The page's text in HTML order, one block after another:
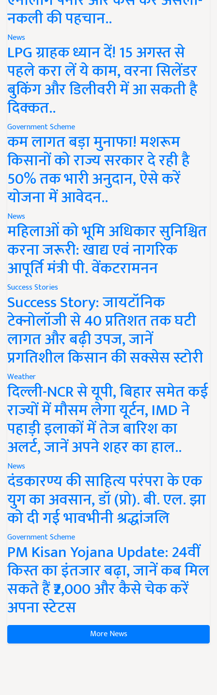
नकली की पहचान..
News
LPG ग्राहक ध्यान दें! 15 अगस्त से
पहले करा लें ये काम, वरना सिलेंडर
बुकिंग और डिलीवरी में आ सकती है
दिक्कत..
Government Scheme
कम लागत बड़ा मुनाफा! मशरूम
किसानों को राज्य सरकार दे रही है
50% तक भारी अनुदान, ऐसे करें
योजना में आवेदन..
News
महिलाओं को भूमि अधिकार सुनिश्चित
करना जरूरी: खाद्य एवं नागरिक
आपूर्ति मंत्री पी. वेंकटरामनन
Success Stories
Success Story: जायटॉनिक
टेक्नोलॉजी से 40 प्रतिशत तक घटी
लागत और बढ़ी उपज, जानें
प्रगतिशील किसान की सक्सेस स्टोरी
Weather
दिल्ली-NCR से यूपी, बिहार समेत कई
राज्यों में मौसम लेगा यूर्टन, IMD ने
पहाड़ी इलाकों में तेज बारिश का
अलर्ट, जानें अपने शहर का हाल..
News
दंडकारण्य की साहित्य परंपरा के एक
युग का अवसान, डॉ (प्रो). बी. एल. झा
को दी गई भावभीनी श्रद्धांजलि
Government Scheme
PM Kisan Yojana Update: 24वीं
किस्त का इंतजार बढ़ा, जानें कब मिल
सकते हैं ₹2,000 और कैसे चेक करें
अपना स्टेटस
More News